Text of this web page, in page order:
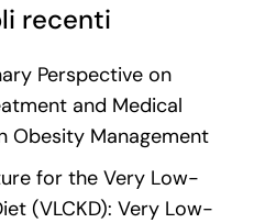
recenti
Perspective on
and Medical
Obesity Management
for the Very Low-
(VLCKD): Very Low-